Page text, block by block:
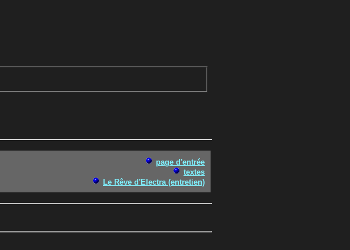
page d'entrée
textes
Le Rêve d'Electra (entretien)